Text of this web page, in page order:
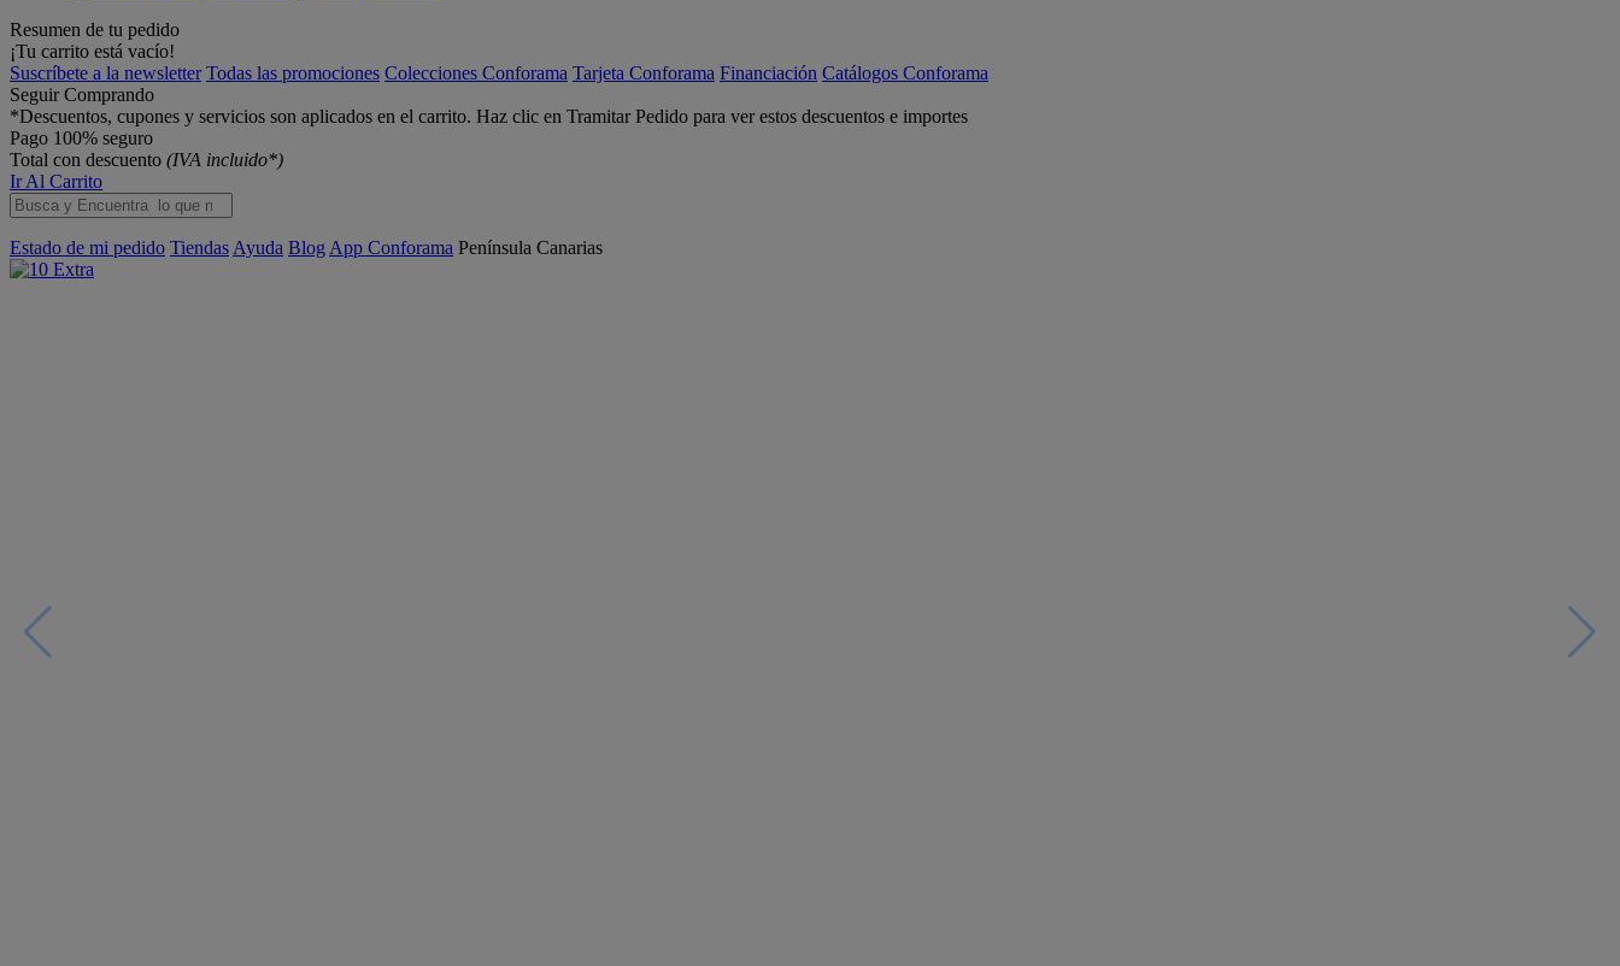
Resumen de tu pedido
¡Tu carrito está vacío!
Suscríbete a la newsletter Todas las promociones Colecciones Conforama Tarjeta Conforama Financiación Catálogos Conforama
Seguir Comprando
*Descuentos, cupones y servicios son aplicados en el carrito. Haz clic en Tramitar Pedido para ver estos descuentos e importes
Pago 100% seguro
Total con descuento (IVA incluido*)
Ir Al Carrito
Estado de mi pedido Tiendas Ayuda Blog App Conforama Península Canarias